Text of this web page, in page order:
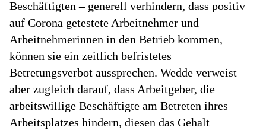
Beschäftigten – generell verhindern, dass positiv
auf Corona getestete Arbeitnehmer und
Arbeitnehmerinnen in den Betrieb kommen,
können sie ein zeitlich befristetes
Betretungsverbot aussprechen. Wedde verweist
aber zugleich darauf, dass Arbeitgeber, die
arbeitswillige Beschäftigte am Betreten ihres
Arbeitsplatzes hindern, diesen das Gehalt